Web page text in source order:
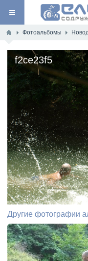
Фотоальбомы
f2ce23f5
Другие фотографии